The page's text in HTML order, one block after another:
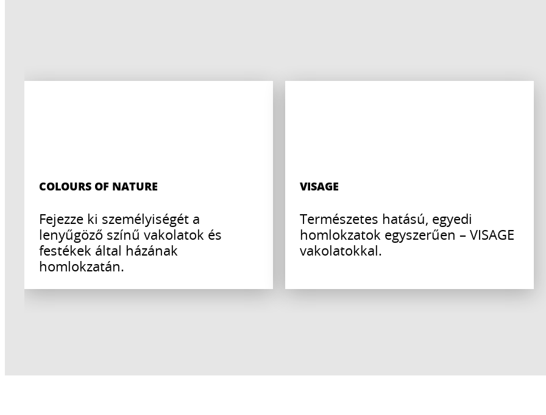
COLOURS OF NATURE
Fejezze ki személyiségét a
lenyűgöző színű vakolatok és
festékek által házának
homlokzatán.
VISAGE
Természetes hatású, egyedi
homlokzatok egyszerűen – VISAGE
vakolatokkal.